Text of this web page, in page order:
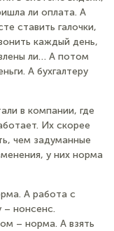
ли оплата. А
ставить галочки,
каждый день,
ли… А потом
А бухгалтеру
в компании, где
Их скорее
чем задуманные
у них норма
А работа с
– нонсенс.
– норма. А взять